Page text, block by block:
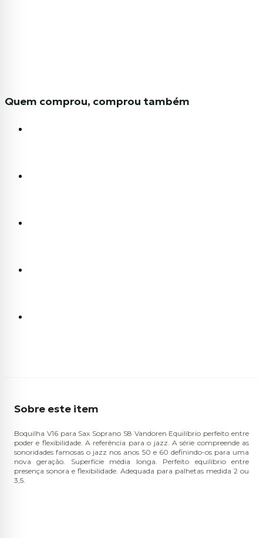
Quem comprou, comprou também
Sobre este item
Boquilha V16 para Sax Soprano S8 Vandoren Equilíbrio perfeito entre
poder e flexibilidade. A referência para o jazz. A série compreende as
sonoridades famosas o jazz nos anos 50 e 60 definindo-os para uma
nova geração. Superfície média longa. Perfeito equilíbrio entre
presença sonora e flexibilidade. Adequada para palhetas medida 2 ou
3,5.